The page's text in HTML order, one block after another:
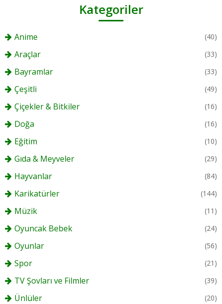
Kategoriler
Anime (40)
Araçlar (33)
Bayramlar (33)
Çeşitli (49)
Çiçekler & Bitkiler (16)
Doğa (16)
Eğitim (10)
Gıda & Meyveler (29)
Hayvanlar (84)
Karikatürler (144)
Müzik (11)
Oyuncak Bebek (24)
Oyunlar (56)
Spor (21)
TV Şovları ve Filmler (39)
Ünlüler (20)